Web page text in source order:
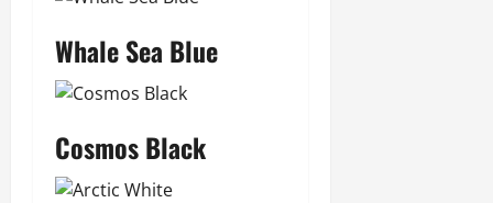
Whale Sea Blue
Cosmos Black